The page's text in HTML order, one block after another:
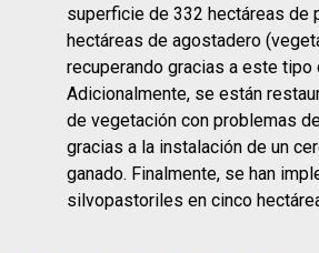
superficie de 332 hectáreas de
hectáreas de agostadero
recuperando gracias a este tipo
Adicionalmente, se están
de vegetación con problemas
gracias a la instalación de un
ganado. Finalmente, se han
silvopastoriles en cinco